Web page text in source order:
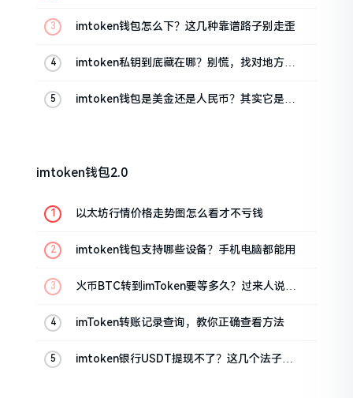
imtoken钱包怎么下？这几种靠谱路子别走歪
imtoken私钥到底藏在哪？别慌，找对地方才
imtoken钱包是美金还是人民币？其实它是个
imtoken钱包2.0
以太坊行情价格走势图怎么看才不亏钱
imtoken钱包支持哪些设备？手机电脑都能用
火币BTC转到imToken要等多久？过来人说说
imToken转账记录查询，教你正确查看方法
imtoken银行USDT提现不了？这几个法子能